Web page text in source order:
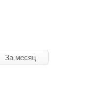
За месяц